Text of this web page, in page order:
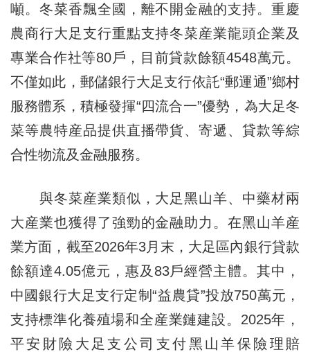
噸。冬菜香飄全國，離不開金融的支持。重慶
農商行大足支行重點支持冬菜産業龍頭企業及
專業合作社等80戶，目前貸款餘額4548萬元。
不僅如此，郵儲銀行大足支行依託“郵運通”鄉村
服務體系，積極發揮“四流合一”優勢，為大足冬
菜等農特産品提供直播帶貨、寄遞、貸款等綜
合性物流及金融服務。
與冬菜産業類似，大足黑山羊、中藥材兩
大産業也獲得了強勁的金融助力。在黑山羊産
業方面，截至2026年3月末，大足區內銀行貸款
餘額達4.05億元，惠及83戶經營主體。其中，
中國銀行大足支行定制“益農貸”投放750萬元，
支持標準化養殖場和全産業鏈建設。2025年，
平安財險大足支公司支付黑山羊保險理賠